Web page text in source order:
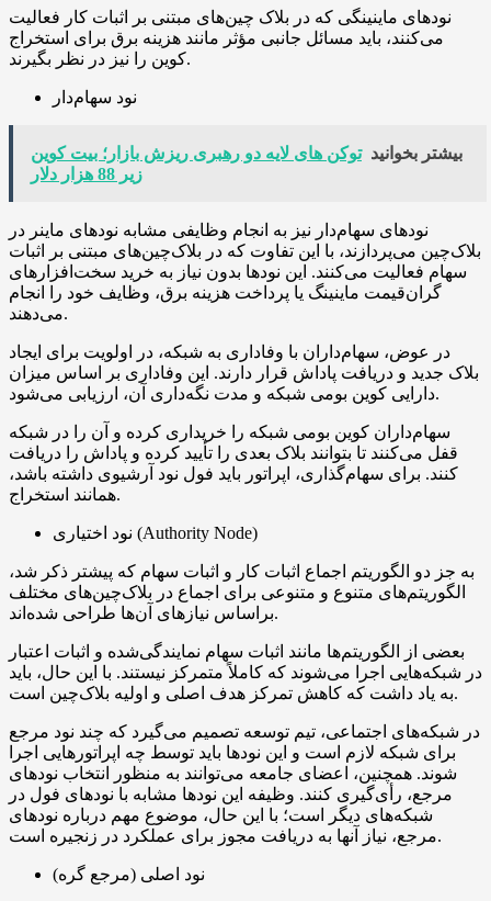
نودهای ماینینگی که در بلاک چین‌های مبتنی بر اثبات کار فعالیت
می‌کنند، باید مسائل جانبی مؤثر مانند هزینه برق برای استخراج
کوین را نیز در نظر بگیرند.
نود سهام‌دار
بیشتر بخوانید توکن های لایه دو رهبری ریزش بازار؛ بیت کوین
زیر 88 هزار دلار
نودهای سهام‌دار نیز به انجام وظایفی مشابه نودهای ماینر در
بلاک‌چین می‌پردازند، با این تفاوت که در بلاک‌چین‌های مبتنی بر اثبات
سهام فعالیت می‌کنند. این نودها بدون نیاز به خرید سخت‌افزارهای
گران‌قیمت ماینینگ یا پرداخت هزینه برق، وظایف خود را انجام
می‌دهند.
در عوض، سهام‌داران با وفاداری به شبکه، در اولویت برای ایجاد
بلاک جدید و دریافت پاداش قرار دارند. این وفاداری بر اساس میزان
دارایی کوین بومی شبکه و مدت نگه‌داری آن، ارزیابی می‌شود.
سهام‌داران کوین بومی شبکه را خریداری کرده و آن را در شبکه
قفل می‌کنند تا بتوانند بلاک بعدی را تأیید کرده و پاداش را دریافت
کنند. برای سهام‌گذاری، اپراتور باید فول نود آرشیوی داشته باشد،
همانند استخراج.
نود اختیاری (Authority Node)
به جز دو الگوریتم اجماع اثبات کار و اثبات سهام که پیشتر ذکر شد،
الگوریتم‌های متنوع و متنوعی برای اجماع در بلاک‌چین‌های مختلف
براساس نیازهای آن‌ها طراحی شده‌اند.
بعضی از الگوریتم‌ها مانند اثبات سهام نمایندگی‌شده و اثبات اعتبار
در شبکه‌هایی اجرا می‌شوند که کاملاً متمرکز نیستند. با این حال، باید
به یاد داشت که کاهش تمرکز هدف اصلی و اولیه بلاک‌چین است.
در شبکه‌های اجتماعی، تیم توسعه تصمیم می‌گیرد که چند نود مرجع
برای شبکه لازم است و این نودها باید توسط چه اپراتورهایی اجرا
شوند. همچنین، اعضای جامعه می‌توانند به منظور انتخاب نودهای
مرجع، رأی‌گیری کنند. وظیفه این نودها مشابه با نودهای فول در
شبکه‌های دیگر است؛ با این حال، موضوع مهم درباره نودهای
مرجع، نیاز آنها به دریافت مجوز برای عملکرد در زنجیره است.
نود اصلی (مرجع گره)